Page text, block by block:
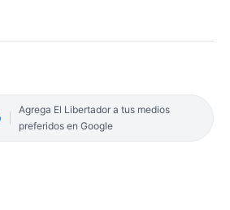
Agrega El Libertador a tus medios
preferidos en Google